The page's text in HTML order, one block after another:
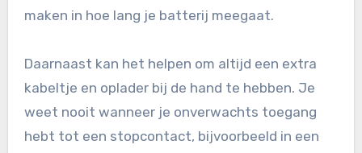
maken in hoe lang je batterij meegaat.
Daarnaast kan het helpen om altijd een extra
kabeltje en oplader bij de hand te hebben. Je
weet nooit wanneer je onverwachts toegang
hebt tot een stopcontact, bijvoorbeeld in een